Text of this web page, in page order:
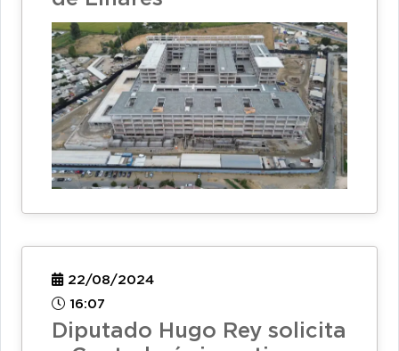
22/08/2024
16:07
Diputado Hugo Rey solicita